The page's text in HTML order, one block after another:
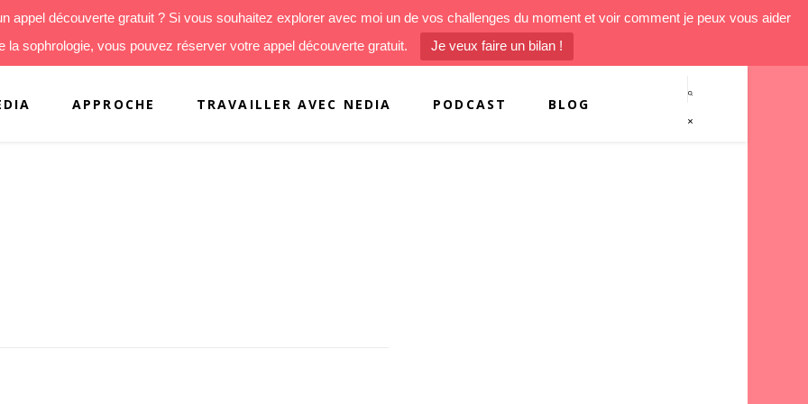
appel découverte gratuit ? Si vous souhaitez explorer avec moi un de vos challenges du moment et voir comment je peux vous aider
la sophrologie, vous pouvez réserver votre appel découverte gratuit.
Je veux faire un bilan !
APPROCHE TRAVAILLER AVEC NEDIA PODCAST BLOG